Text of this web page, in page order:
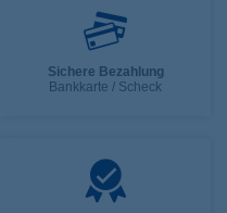
Sichere Bezahlung
Bankkarte / Scheck